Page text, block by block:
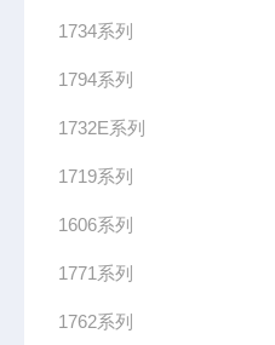
1734系列
1794系列
1732E系列
1719系列
1606系列
1771系列
1762系列